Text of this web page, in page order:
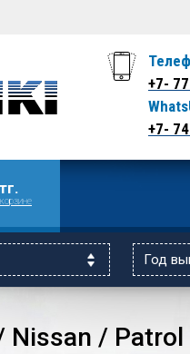
+7-
+7-
/ Patrol